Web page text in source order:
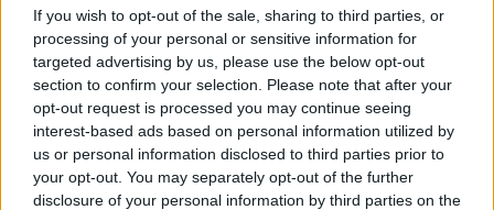
If you wish to opt-out of the sale, sharing to third parties, or
processing of your personal or sensitive information for
targeted advertising by us, please use the below opt-out
section to confirm your selection. Please note that after your
opt-out request is processed you may continue seeing
interest-based ads based on personal information utilized by
us or personal information disclosed to third parties prior to
your opt-out. You may separately opt-out of the further
disclosure of your personal information by third parties on the
Πρόκειται για μία εξέλιξη που επηρεάζει
άμεσα τόσο την πορεία των έργων
υποδομών όσο και το θέμα της έκδοσης της
οικοδομικής άδειας για τις νέες
εγκαταστάσεις του Τριφυλλιού.